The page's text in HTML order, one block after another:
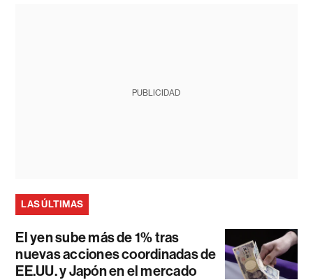
PUBLICIDAD
LAS ÚLTIMAS
El yen sube más de 1% tras
nuevas acciones coordinadas de
EE.UU. y Japón en el mercado